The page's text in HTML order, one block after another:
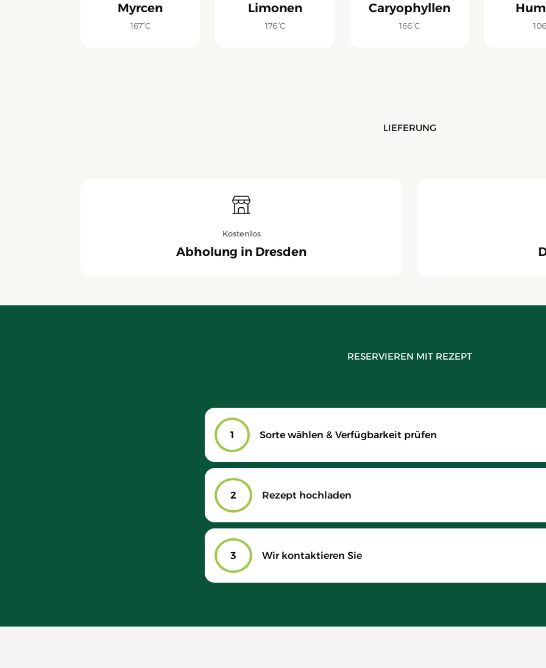
Myrcen
167°C
Limonen
176°C
Caryophyllen
166°C
LIEFERUNG
Kostenlos
Abholung in Dresden
RESERVIEREN MIT REZEPT
1 Sorte wählen & Verfügbarkeit prüfen
2 Rezept hochladen
3 Wir kontaktieren Sie